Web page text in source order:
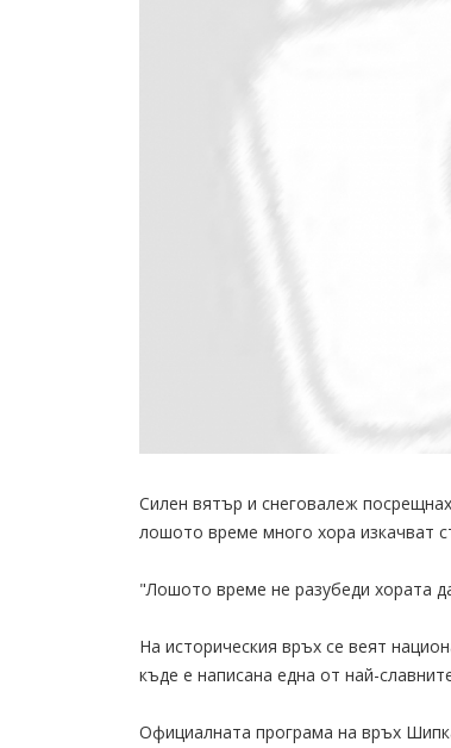
Силен вятър и снеговалеж
лошото време много хора изкачват
"Лошото време не разубеди хората
На историческия връх се веят
къде е написана една от най-
Официалната програма на връх